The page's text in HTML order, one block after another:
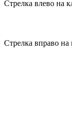
Стрелка влево на
Стрелка вправо на